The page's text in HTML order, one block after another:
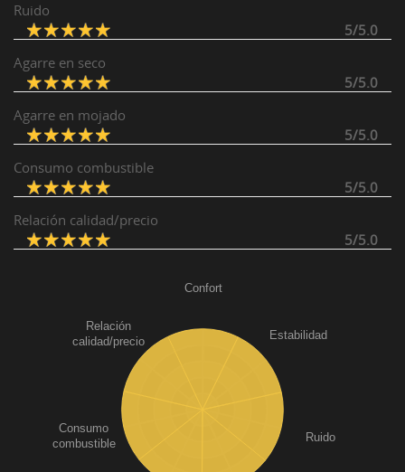
Ruido
5/5.0
Agarre en seco
5/5.0
Agarre en mojado
5/5.0
Consumo combustible
5/5.0
Relación calidad/precio
5/5.0
Confort
Estabilidad
Ruido
Consumo
combustible
Relación
calidad/precio